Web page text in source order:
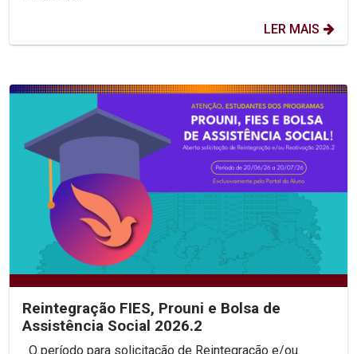
LER MAIS
Reintegração FIES, Prouni e Bolsa de
Assistência Social 2026.2